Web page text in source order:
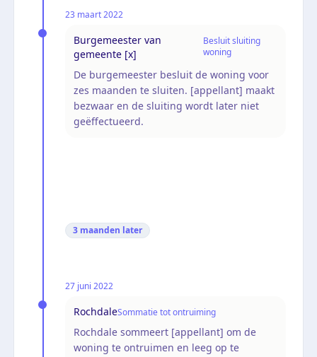
23 maart 2022
Burgemeester van
gemeente [x]
Besluit sluiting
woning
De burgemeester besluit de woning voor
zes maanden te sluiten. [appellant] maakt
bezwaar en de sluiting wordt later niet
geëffectueerd.
3 maanden later
27 juni 2022
RochdaleSommatie tot ontruiming
Rochdale sommeert [appellant] om de
woning te ontruimen en leeg op te